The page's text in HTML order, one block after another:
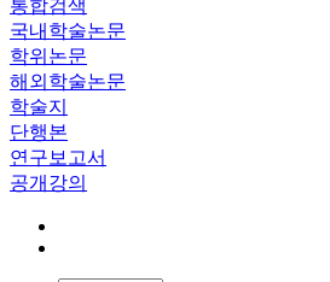
통합검색
국내학술논문
학위논문
해외학술논문
학술지
단행본
연구보고서
공개강의